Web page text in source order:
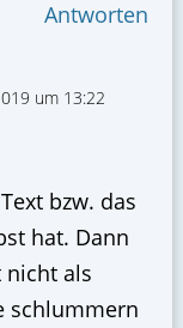
Antworten
um 13:22
bzw. das
hat. Dann
nicht als
schlummern